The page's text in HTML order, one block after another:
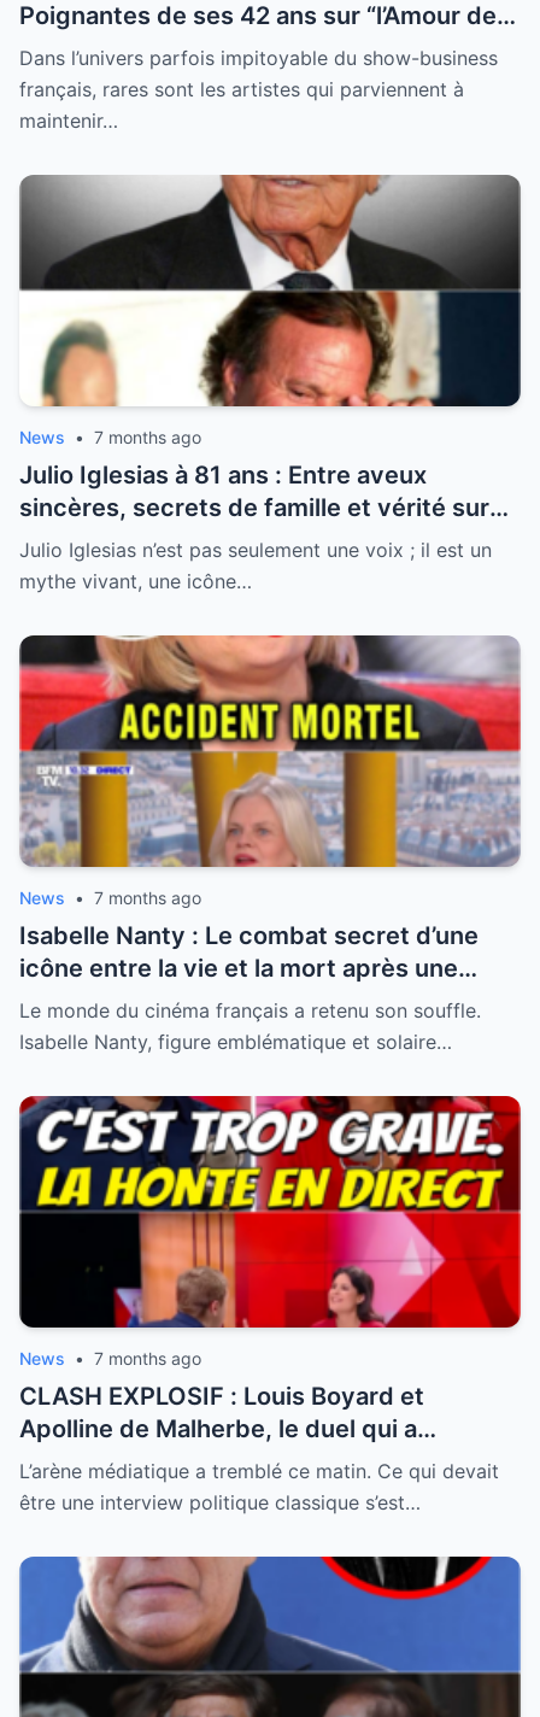
Poignantes de ses 42 ans sur “l’Amour de
sa Vie”
Dans l’univers parfois impitoyable du show-business
français, rares sont les artistes qui parviennent à
maintenir…
News • 7 months ago
Julio Iglesias à 81 ans : Entre aveux
sincères, secrets de famille et vérité sur
sa santé, la légende se livre enfin
Julio Iglesias n’est pas seulement une voix ; il est un
mythe vivant, une icône…
News • 7 months ago
Isabelle Nanty : Le combat secret d’une
icône entre la vie et la mort après une
hospitalisation critique
Le monde du cinéma français a retenu son souffle.
Isabelle Nanty, figure emblématique et solaire…
News • 7 months ago
CLASH EXPLOSIF : Louis Boyard et
Apolline de Malherbe, le duel qui a
embrasé le direct !
L’arène médiatique a tremblé ce matin. Ce qui devait
être une interview politique classique s’est…